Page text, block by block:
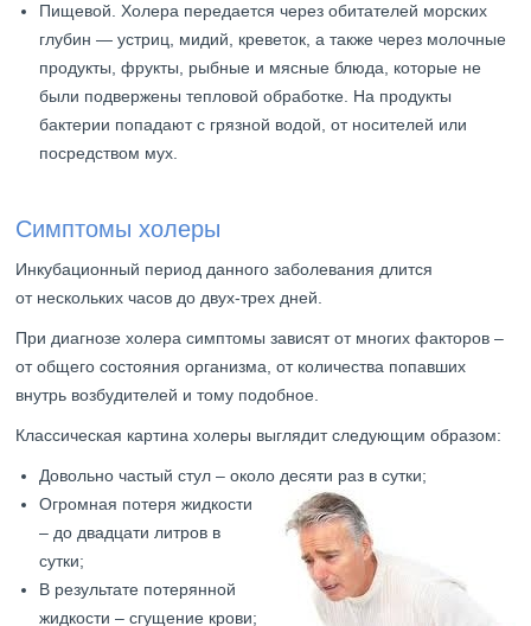
Пищевой. Холера передается через обитателей морских
глубин — устриц, мидий, креветок, а также через молочные
продукты, фрукты, рыбные и мясные блюда, которые не
были подвержены тепловой обработке. На продукты
бактерии попадают с грязной водой, от носителей или
посредством мух.
Симптомы холеры
Инкубационный период данного заболевания длится
от нескольких часов до двух-трех дней.
При диагнозе холера симптомы зависят от многих факторов –
от общего состояния организма, от количества попавших
внутрь возбудителей и тому подобное.
Классическая картина холеры выглядит следующим образом:
Довольно частый стул – около десяти раз в сутки;
Огромная потеря жидкости
– до двадцати литров в
сутки;
В результате потерянной
жидкости – сгущение крови;